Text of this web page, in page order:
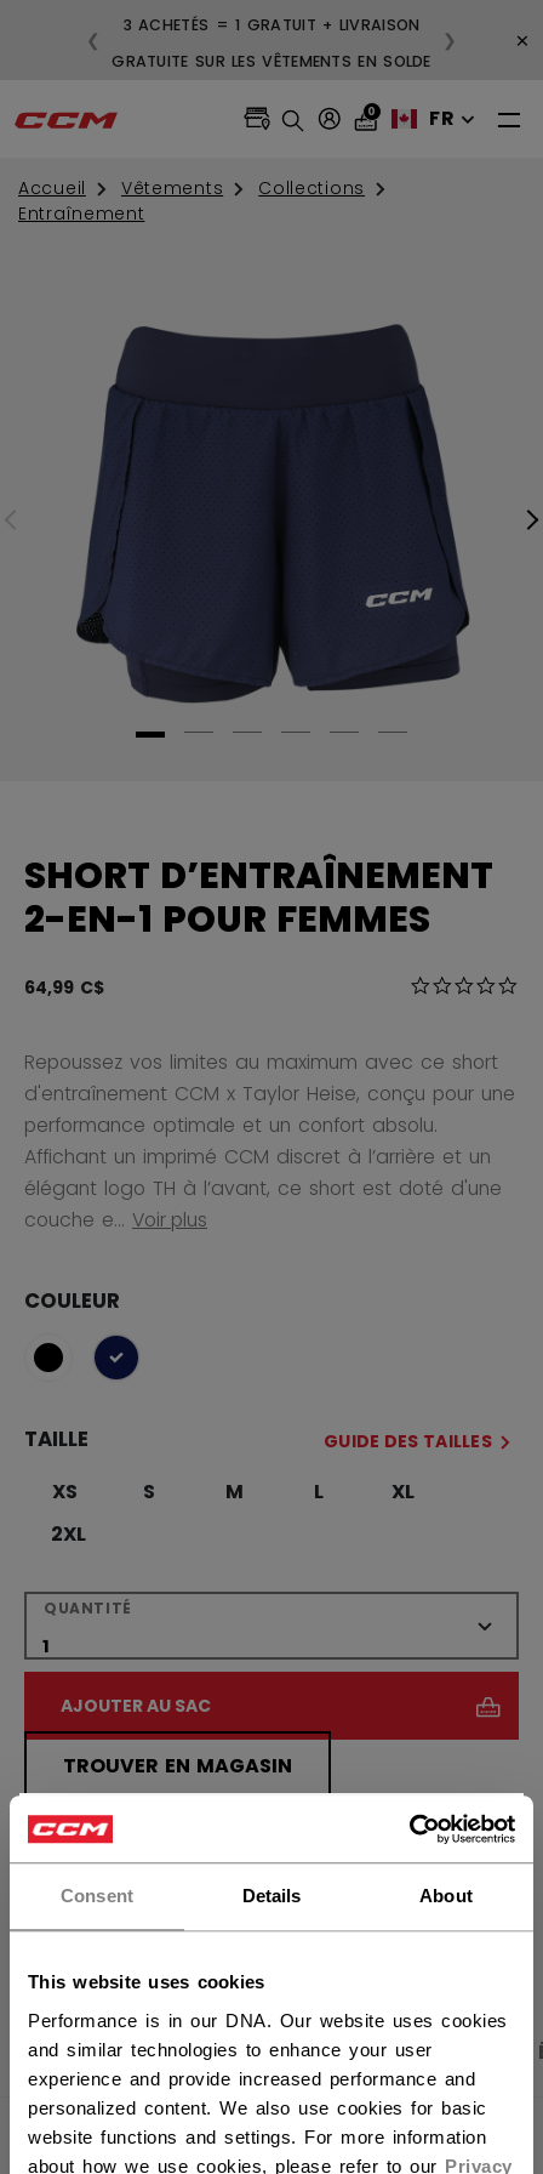
Consent Details About
This website uses cookies
Performance is in our DNA. Our website uses cookies
and similar technologies to enhance your user
experience and provide increased performance and
personalized content. We also use cookies for basic
website functions and settings. For more information
about how we use cookies, please refer to our Privacy
Vous souhaitez expédier des
produits aux États-Unis ?
3 ACHETÉS = 1 GRATUIT + LIVRAISON
GRATUITE SUR LES VÊTEMENTS EN SOLDE
❮ ❯ ×
0 FR
Accueil Vêtements
Collections
Entraînement
SHORT D’ENTRAÎNEMENT
2-EN-1 POUR FEMMES
64,99 C$ 4,7 sur 5
Repoussez vos limites au maximum avec ce short
d'entraînement CCM x Taylor Heise, conçu pour une
performance optimale et un confort absolu.
Affichant un imprimé CCM discret à l’arrière et un
élégant logo TH à l’avant, ce short est doté d'une
couche e... Voir plus
COULEUR
sélectionné
TAILLE GUIDE DES TAILLES
XS S M L
XL
2XL
QUANTITÉ
AJOUTER AU SAC
TROUVER EN MAGASIN
Politique de livraison Retours gratuits
OUVRIR LES
PHOTOS DU PRODUIT CARACTÉRISTIQUES
CARACTÉRISTIQUES